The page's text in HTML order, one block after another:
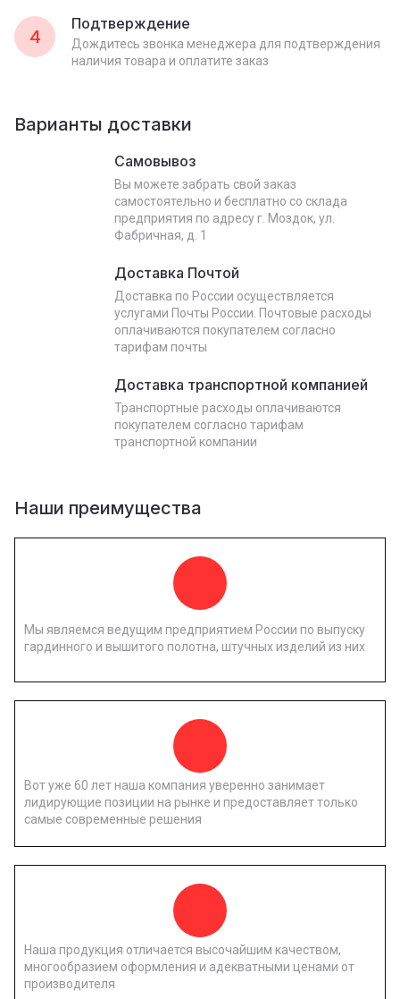
4
Подтверждение
Дождитесь звонка менеджера для подтверждения
наличия товара и оплатите заказ
Варианты доставки
Самовывоз
Вы можете забрать свой заказ
самостоятельно и бесплатно со склада
предприятия по адресу г. Моздок, ул.
Фабричная, д. 1
Доставка Почтой
Доставка по России осуществляется
услугами Почты России. Почтовые расходы
оплачиваются покупателем согласно
тарифам почты
Доставка транспортной компанией
Транспортные расходы оплачиваются
покупателем согласно тарифам
транспортной компании
Наши преимущества
Мы являемся ведущим предприятием России по выпуску
гардинного и вышитого полотна, штучных изделий из них
Вот уже 60 лет наша компания уверенно занимает
лидирующие позиции на рынке и предоставляет только
самые современные решения
Наша продукция отличается высочайшим качеством,
многообразием оформления и адекватными ценами от
производителя